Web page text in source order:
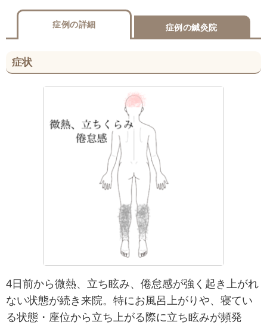
症例の詳細 症例の鍼灸院
症状
4日前から微熱、立ち眩み、倦怠感が強く起き上がれ
ない状態が続き来院。特にお風呂上がりや、寝てい
る状態・座位から立ち上がる際に立ち眩みが頻発